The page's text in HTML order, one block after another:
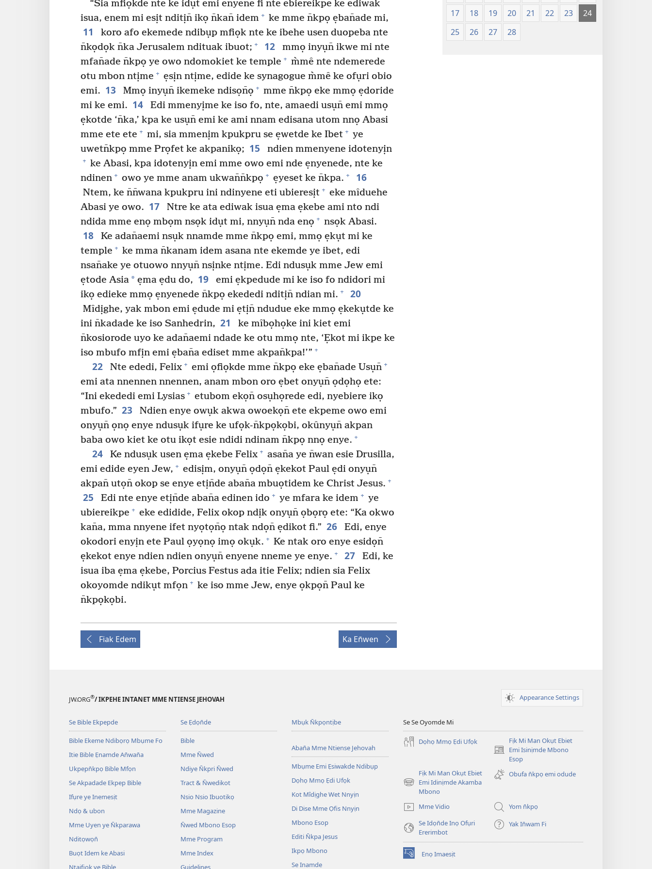
“Sia mfiọkde nte ke idụt emi enyene fi nte ebiereikpe ke ediwak
isua, enem mi esịt nditịn̄ ikọ n̄kan̄ idem + ke mme n̄kpọ ẹban̄ade mi,
11
koro afo ekemede ndibụp mfiọk nte ke ibehe usen duopeba nte
n̄kọdọk n̄ka Jerusalem ndituak ibuot; + 12
mmọ inyụn̄ ikwe mi nte
mfan̄ade n̄kpọ ye owo ndomokiet ke temple + m̀mê nte ndemerede
otu mbon ntịme + ẹsịn ntịme, edide ke synagogue m̀mê ke ofụri obio
emi. 13 Mmọ inyụn̄ ikemeke ndisọn̄ọ + mme n̄kpọ eke mmọ ẹdoride
mi ke emi. 14
Edi mmenyịme ke iso fo, nte, amaedi usụn̄ emi mmọ
ẹkotde ‘n̄ka,’ kpa ke usụn̄ emi ke ami nnam edisana utom nnọ Abasi
mme ete ete + mi, sia mmenịm kpukpru se ẹwetde ke Ibet + ye
uwetn̄kpọ mme Prọfet ke akpanikọ; 15 ndien mmenyene idotenyịn
+ ke Abasi, kpa idotenyịn emi mme owo emi nde ẹnyenede, nte ke
ndinen + owo ye mme anam ukwan̄n̄kpọ + ẹyeset ke n̄kpa. + 16
Ntem, ke n̄n̄wana kpukpru ini ndinyene eti ubieresịt + eke mîduehe
Abasi ye owo. 17
Ntre ke ata ediwak isua ẹma ẹkebe ami nto ndi
ndida mme enọ mbọm nsọk idụt mi, nnyụn̄ nda enọ + nsọk Abasi.
18
Ke adan̄aemi nsụk nnamde mme n̄kpọ emi, mmọ ẹkụt mi ke
temple + ke mma n̄kanam idem asana nte ekemde ye ibet, edi
nsan̄ake ye otuowo nnyụn̄ nsịnke ntịme. Edi ndusụk mme Jew emi
ẹtode Asia* ẹma ẹdu do, 19
emi ẹkpedude mi ke iso fo ndidori mi
ikọ edieke mmọ ẹnyenede n̄kpọ ekededi nditịn̄ ndian mi. + 20
Mîdịghe, yak mbon emi ẹdude mi ẹtịn̄ ndudue eke mmọ ẹkekụtde ke
ini n̄kadade ke iso Sanhedrin, 21
ke mîbọhọke ini kiet emi
n̄kosiorode uyo ke adan̄aemi ndade ke otu mmọ nte, ‘Ẹkot mi ikpe ke
iso mbufo mfịn emi ẹban̄a ediset mme akpan̄kpa!’” +
22 Nte ededi, Felix + emi ọfiọkde mme n̄kpọ eke ẹban̄ade Usụn̄ +
emi ata nnennen nnennen, anam mbon oro ẹbet onyụn̄ ọdọhọ ete:
“Ini ekededi emi Lysias + etubom ekọn̄ osụhọrede edi, nyebiere ikọ
mbufo.” 23
Ndien enye owụk akwa owoekọn̄ ete ekpeme owo emi
onyụn̄ ọnọ enye ndusụk ifụre ke ufọk-n̄kpọkọbi, okûnyụn̄ akpan
baba owo kiet ke otu ikọt esie ndidi ndinam n̄kpọ nnọ enye. +
24 Ke ndusụk usen ẹma ẹkebe Felix + asan̄a ye n̄wan esie Drusilla,
emi edide eyen Jew, + edisịm, onyụn̄ ọdọn̄ ẹkekot Paul ẹdi onyụn̄
akpan̄ utọn̄ okop se enye etịn̄de aban̄a mbuọtidem ke Christ Jesus. +
25 Edi nte enye etịn̄de aban̄a edinen ido + ye mfara ke idem + ye
ubiereikpe + eke edidide, Felix okop ndịk onyụn̄ ọbọrọ ete: “Ka okwo
kan̄a, mma nnyene ifet nyọtọn̄ọ ntak ndọn̄ ẹdikot fi.” 26
Edi, enye
okodori enyịn ete Paul ọyọnọ imọ okụk. + Ke ntak oro enye esidọn̄
ẹkekot enye ndien ndien onyụn̄ enyene nneme ye enye. + 27
Edi, ke
isua iba ẹma ẹkebe, Porcius Festus ada itie Felix; ndien sia Felix
okoyomde ndikụt mfọn + ke iso mme Jew, enye ọkpọn̄ Paul ke
n̄kpọkọbi.
Fiak Edem Ka En̄wen
17
18 19 20 21 22 23
24
25
26 27 28
JW.ORG®/ IKPEHE INTANET MME NTIENSE JEHOVAH Appearance Settings
Se Bible Ekpepde
Bible Ekeme Ndibọrọ Mbụme Fo
Itie Bible Ẹnamde An̄wan̄a
Ukpepn̄kpọ Bible Mfọn
Se Akpadade Ekpep Bible
Ifụre ye Inemesịt
Ndọ & ubon
Mme Uyen ye N̄kparawa
Nditọwọn̄
Buọt Idem ke Abasi
Ntaifiọk ye Bible
Se Ẹdọn̄de
Bible
Mme N̄wed
Ndiye N̄kpri N̄wed
Tract & N̄wedikot
Nsio Nsio Ibuotikọ
Mme Magazine
N̄wed Mbono Esop
Mme Program
Mme Index
Guidelines
Mbụk N̄kpọntịbe
Aban̄a Mme Ntiense Jehovah
Mbụme Emi Ẹsiwakde Ndibụp
Dọhọ Mmọ Ẹdi Ufọk
Kot Mîdịghe Wet Nnyịn
Di Dise Mme Ọfis Nnyịn
Mbono Esop
Editi N̄kpa Jesus
Ikpọ Mbono
Se Inamde
Se Se Oyomde Mi
Dọhọ Mmọ Ẹdi Ufọk
Fịk Mi Man Okụt Ebiet
Emi Isinịmde Mbono
Esop
(opens
window)
Fịk Mi Man Okụt Ebiet
Emi Idinịmde Akamba
Mbono
(opens
window)
Obufa n̄kpọ emi odude
Mme Vidio
Yom n̄kpọ
Se Idọn̄de Inọ Ofụri
Ererimbot
Yak In̄wam Fi
Enọ Imaesịt
(opens